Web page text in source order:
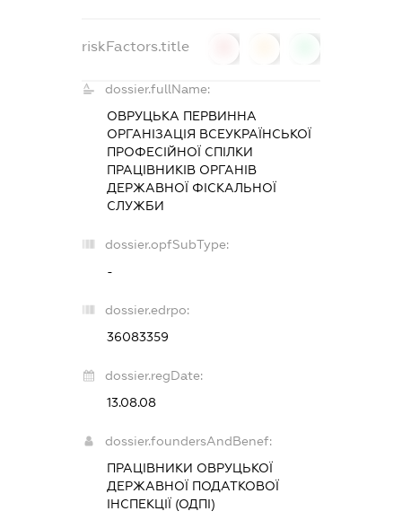
riskFactors.title
dossier.fullName:
ОВРУЦЬКА ПЕРВИННА
ОРГАНІЗАЦІЯ ВСЕУКРАЇНСЬКОЇ
ПРОФЕСІЙНОЇ СПІЛКИ
ПРАЦІВНИКІВ ОРГАНІВ
ДЕРЖАВНОЇ ФІСКАЛЬНОЇ
СЛУЖБИ
dossier.opfSubType:
-
dossier.edrpo:
36083359
dossier.regDate:
13.08.08
dossier.foundersAndBenef:
ПРАЦІВНИКИ ОВРУЦЬКОЇ
ДЕРЖАВНОЇ ПОДАТКОВОЇ
ІНСПЕКЦІЇ (ОДПІ)